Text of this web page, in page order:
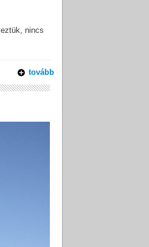
nincs
tovább